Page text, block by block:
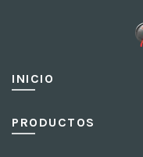
INICIO
PRODUCTOS